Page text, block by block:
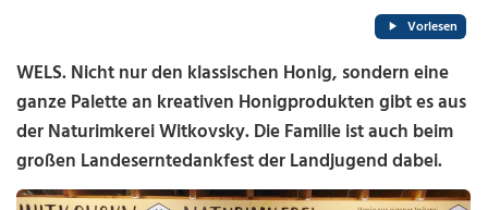
Vorlesen
WELS.Nicht nur den klassischen Honig, sondern eine
ganze Palette an kreativen Honigprodukten gibt es aus
der Naturimkerei Witkovsky. Die Familie ist auch beim
großen Landeserntedankfest der Landjugend dabei.